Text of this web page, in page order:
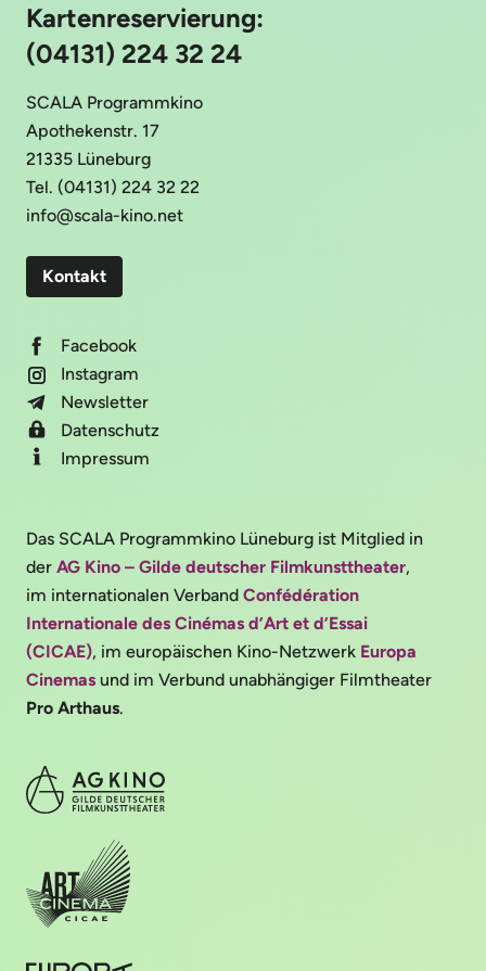
Kartenreservierung:
(04131) 224 32 24
SCALA Programmkino
Apothekenstr. 17
21335 Lüneburg
Tel. (04131) 224 32 22
info@scala-kino.net
Kontakt
Facebook
Instagram
Newsletter
Datenschutz
Impressum
Das SCALA Programmkino Lüneburg ist Mitglied in
der AG Kino – Gilde deutscher Filmkunsttheater,
im internationalen Verband Confédération
Internationale des Cinémas d’Art et d’Essai
(CICAE), im europäischen Kino-Netzwerk Europa
Cinemas und im Verbund unabhängiger Filmtheater
Pro Arthaus.